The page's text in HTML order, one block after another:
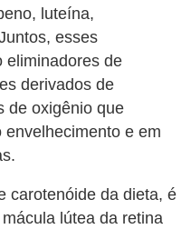
luteína,
esses
eliminadores de
derivados de
de oxigênio que
e em
carotenóide da dieta, é
lútea da retina